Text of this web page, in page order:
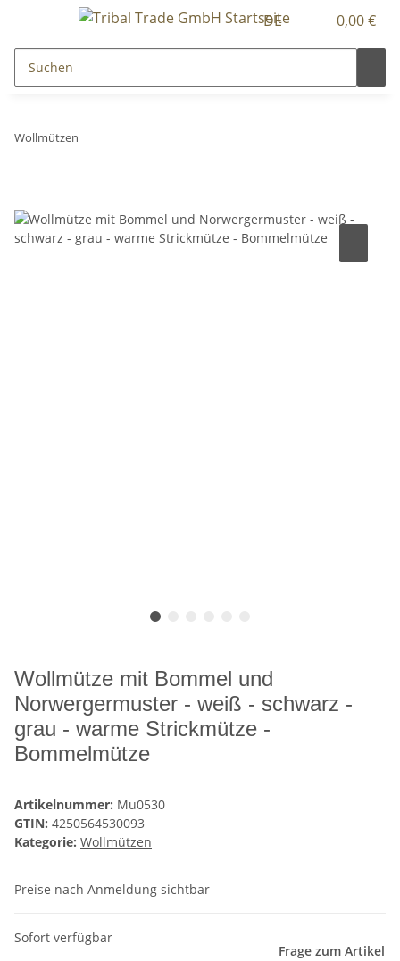
DE 0,00 €
Wollmützen
Wollmütze mit Bommel und
Norwergermuster - weiß - schwarz -
grau - warme Strickmütze -
Bommelmütze
Artikelnummer: Mu0530
GTIN: 4250564530093
Kategorie: Wollmützen
Preise nach Anmeldung sichtbar
Sofort verfügbar
Frage zum Artikel